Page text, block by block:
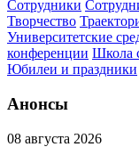
Сотрудники
Творчество
Университетские
конференции Школа
Юбилеи и праздники
Анонсы
08 августа 2026